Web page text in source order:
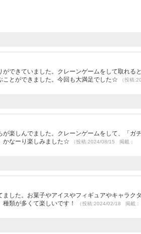
できていました。クレーンゲームをして取れる
ことができました。今回も大満足でした☆
（投稿
楽しんでました。クレーンゲームをして、「ガ
かなーり楽しみました☆
（投稿:2024/08/15 掲載：
した。お菓子やアイスやフィギュアやキャラク
類が多くて楽しいです！
（投稿:2024/02/18 掲載：